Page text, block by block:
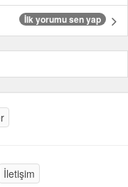
İlk yorumu sen yap
İletişim